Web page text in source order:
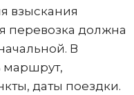
взыскания
перевозка должна
В
маршрут,
даты поездки.